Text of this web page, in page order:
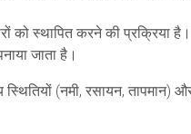
को स्थापित करने की
जाता है।
स्थितियों (नमी, रसायन,